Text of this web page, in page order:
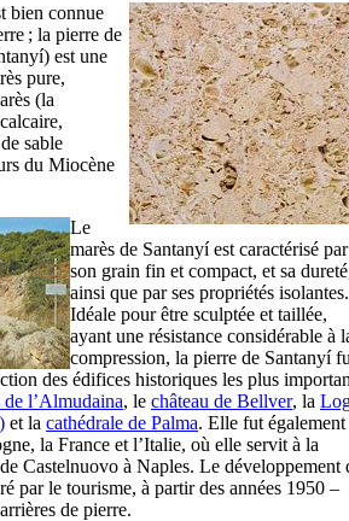
bien connue
; la pierre de
) est une
pure,
(la
sable
du Miocène
Le
marès de Santanyíest caractérisé par
son grain fin et compact, et sa
ainsi que par ses propriétés isolantes.
Idéale pour être sculptée et taillée,
ayant une résistance considérable à
compression, la pierre de Santanyí
des édifices historiques les plus
de l’Almudaina, le château de Bellver, la
) et la cathédrale de Palma. Elle fut également
la France et l’Italie, où elle servit à la
Castelnuovo à Naples. Le développement
par le tourisme, à partir des années 1950 –
de pierre.